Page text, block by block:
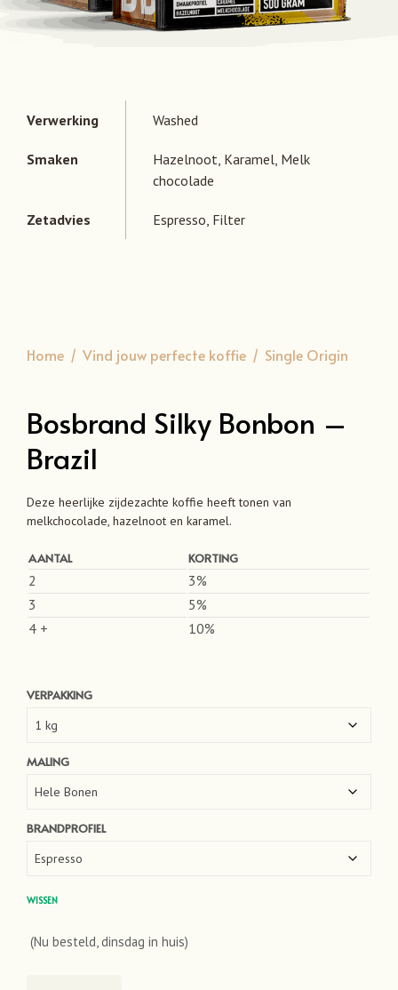
Verwerking Washed
Smaken Hazelnoot, Karamel, Melk
chocolade
Zetadvies Espresso, Filter
Home / Vind jouw perfecte koffie / Single Origin
Bosbrand Silky Bonbon –
Brazil
Deze heerlijke zijdezachte koffie heeft tonen van
melkchocolade, hazelnoot en karamel.
AANTAL KORTING
2
3%
3
5%
4 +
10%
VERPAKKING
MALING
BRANDPROFIEL
WISSEN
(Nu besteld, dinsdag in huis)